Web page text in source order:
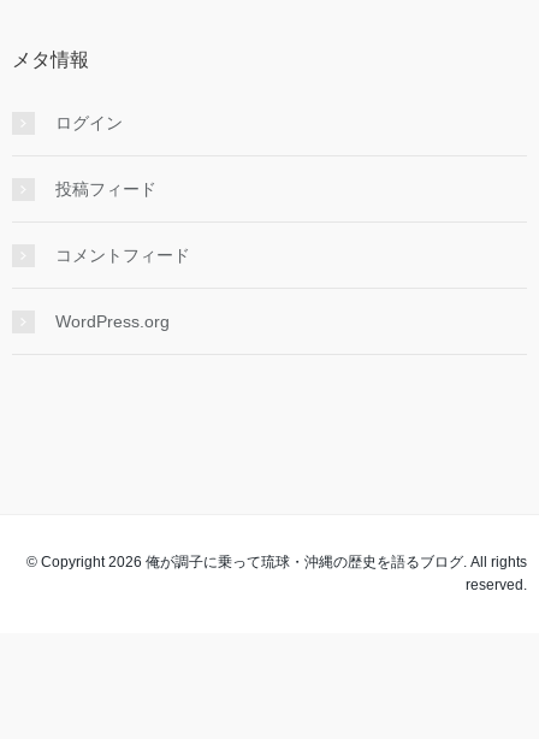
メタ情報
ログイン
投稿フィード
コメントフィード
WordPress.org
© Copyright 2026 俺が調子に乗って琉球・沖縄の歴史を語るブログ. All rights
reserved.